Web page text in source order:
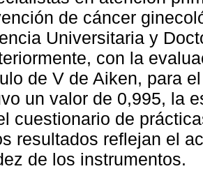
de cáncer
Universitaria y
con la
de V de Aiken, para
un valor de 0,995, la
cuestionario de
resultados reflejan el
de los instrumentos.